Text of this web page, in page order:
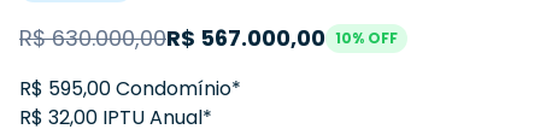
R$630.000,00R$ 567.000,00 10% OFF
R$ 595,00 Condomínio*
R$ 32,00 IPTU Anual*